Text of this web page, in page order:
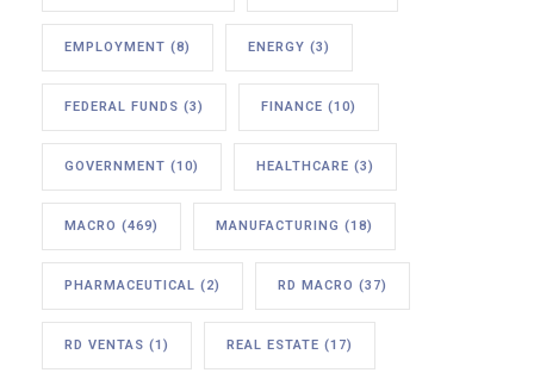
EMPLOYMENT (8) ENERGY (3)
FEDERAL FUNDS (3) FINANCE (10)
GOVERNMENT (10) HEALTHCARE (3)
MACRO (469) MANUFACTURING (18)
PHARMACEUTICAL (2) RD MACRO (37)
RD VENTAS (1) REAL ESTATE (17)